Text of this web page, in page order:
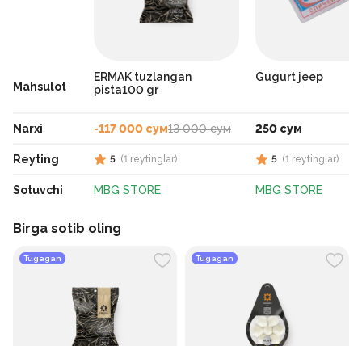
Mahsulot
Narxi
Reyting
Sotuvchi
ERMAK tuzlangan
pista100 gr
-117 000 сум13 000 сум
5 (1 reytinglar)
MBG STORE
Gugurt jeep
250 сум
5 (1 reytinglar)
MBG STORE
Birga sotib oling
Tugagan Tugagan